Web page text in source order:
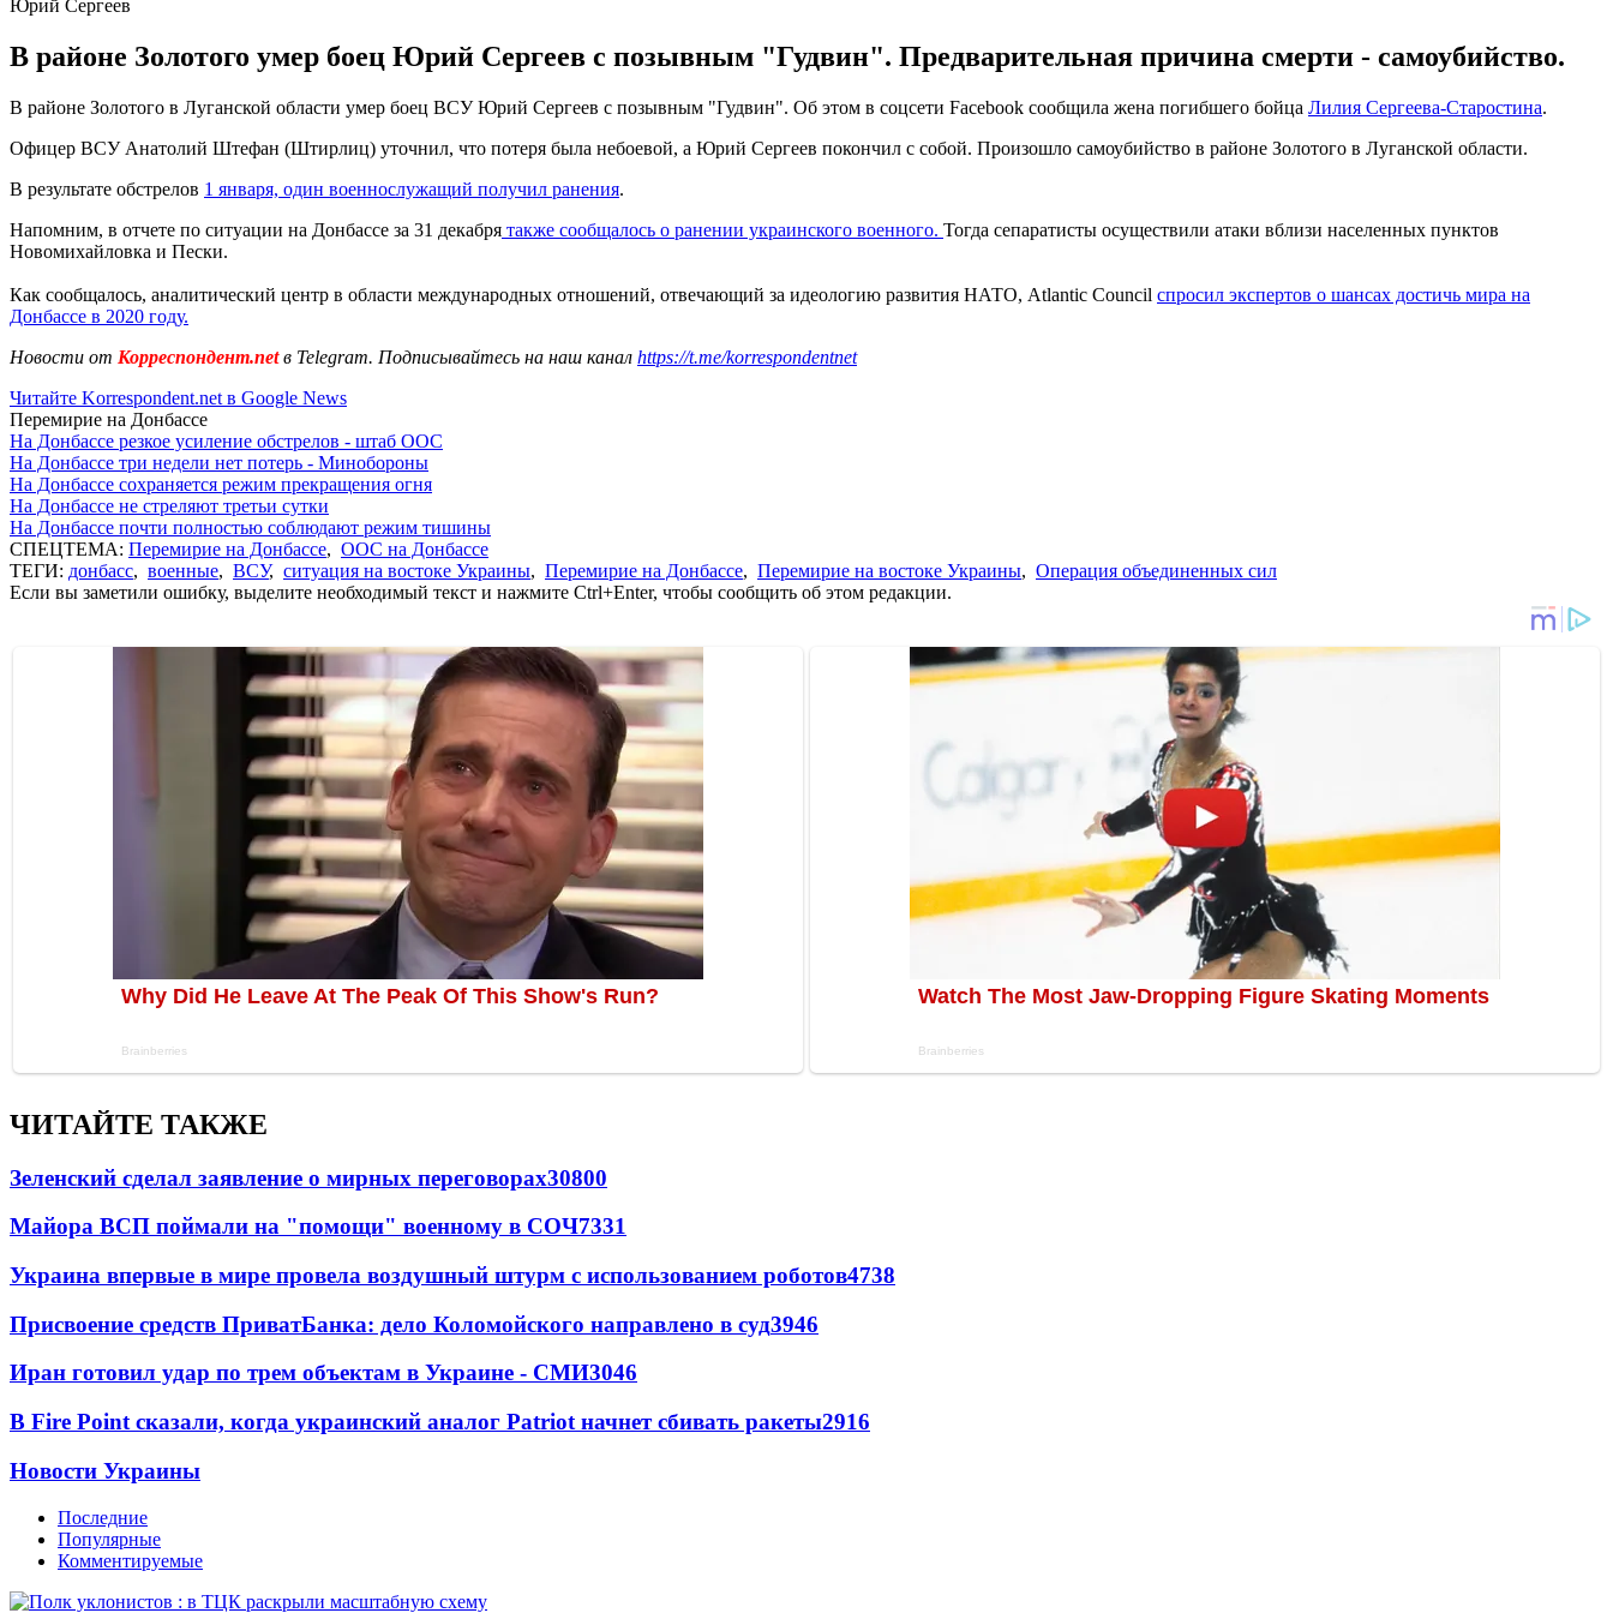
Юрий Сергеев
В районе Золотого умер боец Юрий Сергеев с позывным "Гудвин". Предварительная причина смерти - самоубийство.
В районе Золотого в Луганской области умер боец ВСУ Юрий Сергеев с позывным "Гудвин". Об этом в соцсети Facebook сообщила жена погибшего бойца Лилия Сергеева-Старостина.
Офицер ВСУ Анатолий Штефан (Штирлиц) уточнил, что потеря была небоевой, а Юрий Сергеев покончил с собой. Произошло самоубийство в районе Золотого в Луганской области.
В результате обстрелов 1 января, один военнослужащий получил ранения.
Напомним, в отчете по ситуации на Донбассе за 31 декабря также сообщалось о ранении украинского военного. Тогда сепаратисты осуществили атаки вблизи населенных пунктов
Новомихайловка и Пески.
Как сообщалось, аналитический центр в области международных отношений, отвечающий за идеологию развития НАТО, Atlantic Council спросил экспертов о шансах достичь мира на
Донбассе в 2020 году.
Новости от Корреспондент.netв Telegram. Подписывайтесь на наш канал https://t.me/korrespondentnet
Читайте Korrespondent.net в Google News
Перемирие на Донбассе
На Донбассе резкое усиление обстрелов - штаб ООС
На Донбассе три недели нет потерь - Минобороны
На Донбассе сохраняется режим прекращения огня
На Донбассе не стреляют третьи сутки
На Донбассе почти полностью соблюдают режим тишины
СПЕЦТЕМА: Перемирие на Донбассе, ООС на Донбассе
ТЕГИ: донбасс, военные, ВСУ, ситуация на востоке Украины, Перемирие на Донбассе, Перемирие на востоке Украины, Операция объединенных сил
Если вы заметили ошибку, выделите необходимый текст и нажмите Ctrl+Enter, чтобы сообщить об этом редакции.
ЧИТАЙТЕ ТАКЖЕ
Зеленский сделал заявление о мирных переговорах30800
Майора ВСП поймали на "помощи" военному в СОЧ7331
Украина впервые в мире провела воздушный штурм с использованием роботов4738
Присвоение средств ПриватБанка: дело Коломойского направлено в суд3946
Иран готовил удар по трем объектам в Украине - СМИ3046
В Fire Point сказали, когда украинский аналог Patriot начнет сбивать ракеты2916
Новости Украины
Последние
Популярные
Комментируемые